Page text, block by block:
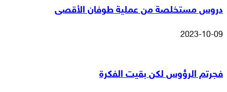
دروس مستخلصة من عملية طوفان الأقصى
2023-10-09
فجرتم الرؤوس لكن بقيت الفكرة